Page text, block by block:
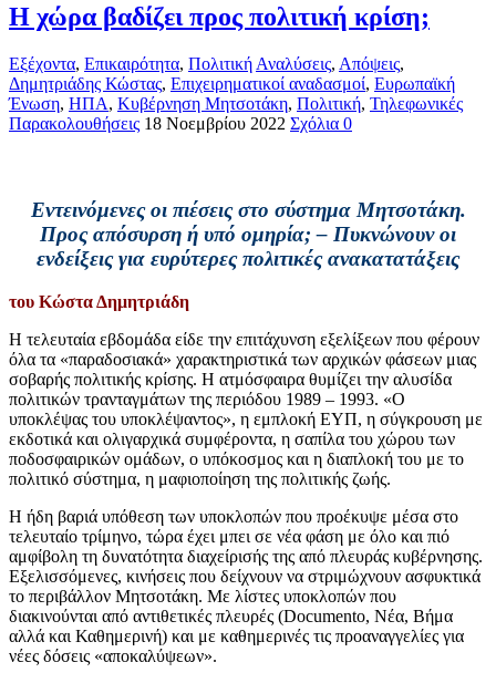
Η χώρα βαδίζει προς πολιτική κρίση;
Εξέχοντα, Επικαιρότητα, Πολιτική Αναλύσεις, Απόψεις,
Δημητριάδης Κώστας, Επιχειρηματικοί αναδασμοί, Ευρωπαϊκή
Ένωση, ΗΠΑ, Κυβέρνηση Μητσοτάκη, Πολιτική, Τηλεφωνικές
Παρακολουθήσεις 18 Νοεμβρίου 2022 Σχόλια 0
Εντεινόμενες οι πιέσεις στο σύστημα Μητσοτάκη.
Προς απόσυρση ή υπό ομηρία; – Πυκνώνουν οι
ενδείξεις για ευρύτερες πολιτικές ανακατατάξεις
του Κώστα Δημητριάδη
Η τελευταία εβδομάδα είδε την επιτάχυνση εξελίξεων που φέρουν
όλα τα «παραδοσιακά» χαρακτηριστικά των αρχικών φάσεων μιας
σοβαρής πολιτικής κρίσης. Η ατμόσφαιρα θυμίζει την αλυσίδα
πολιτικών τρανταγμάτων της περιόδου 1989 – 1993. «Ο
υποκλέψας του υποκλέψαντος», η εμπλοκή ΕΥΠ, η σύγκρουση με
εκδοτικά και ολιγαρχικά συμφέροντα, η σαπίλα του χώρου των
ποδοσφαιρικών ομάδων, ο υπόκοσμος και η διαπλοκή του με το
πολιτικό σύστημα, η μαφιοποίηση της πολιτικής ζωής.
Η ήδη βαριά υπόθεση των υποκλοπών που προέκυψε μέσα στο
τελευταίο τρίμηνο, τώρα έχει μπει σε νέα φάση με όλο και πιό
αμφίβολη τη δυνατότητα διαχείρισής της από πλευράς κυβέρνησης.
Εξελισσόμενες, κινήσεις που δείχνουν να στριμώχνουν ασφυκτικά
το περιβάλλον Μητσοτάκη. Με λίστες υποκλοπών που
διακινούνται από αντιθετικές πλευρές (Documento, Νέα, Βήμα
αλλά και Καθημερινή) και με καθημερινές τις προαναγγελίες για
νέες δόσεις «αποκαλύψεων».